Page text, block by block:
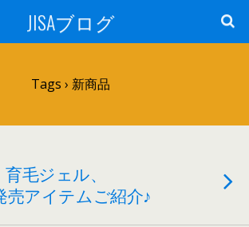
JISAブログ
Tags › 新商品
毛ジェル、
売アイテムご紹介♪